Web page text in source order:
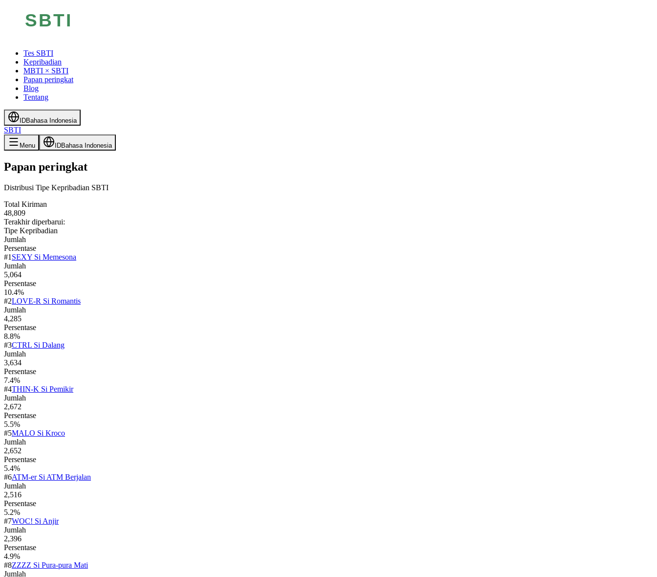
Tes SBTI
Kepribadian
MBTI × SBTI
Papan peringkat
Blog
Tentang
IDBahasa Indonesia
SBTI
Menu IDBahasa Indonesia
Papan peringkat
Distribusi Tipe Kepribadian SBTI
Total Kiriman
48,809
Terakhir diperbarui:
Tipe Kepribadian
Jumlah
Persentase
#1 SEXY Si Memesona
Jumlah
5,064
Persentase
10.4%
#2LOVE-R Si Romantis
Jumlah
4,285
Persentase
8.8%
#3CTRL Si Dalang
Jumlah
3,634
Persentase
7.4%
#4THIN-K Si Pemikir
Jumlah
2,672
Persentase
5.5%
#5MALO Si Kroco
Jumlah
2,652
Persentase
5.4%
#6ATM-er Si ATM Berjalan
Jumlah
2,516
Persentase
5.2%
#7WOC! Si Anjir
Jumlah
2,396
Persentase
4.9%
#8ZZZZ Si Pura-pura Mati
Jumlah